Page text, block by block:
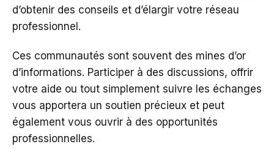
d’obtenir des conseils et d’élargir votre réseau
professionnel.
Ces communautés sont souvent des mines d’or
d’informations. Participer à des discussions, offrir
votre aide ou tout simplement suivre les échanges
vous apportera un soutien précieux et peut
également vous ouvrir à des opportunités
professionnelles.